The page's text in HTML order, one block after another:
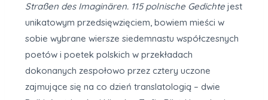
Straßen des Imaginären. 115 polnische Gedichte jest
unikatowym przedsięwzięciem, bowiem mieści w
sobie wybrane wiersze siedemnastu współczesnych
poetów i poetek polskich w przekładach
dokonanych zespołowo przez cztery uczone
zajmujące się na co dzień translatologią – dwie